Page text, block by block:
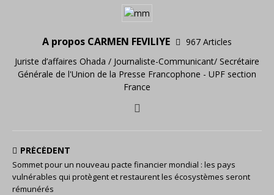
A propos CARMEN FEVILIYE
967 Articles
Juriste d’affaires Ohada / Journaliste-Communicant/ Secrétaire
Générale de l'Union de la Presse Francophone - UPF section
France
PRÉCÉDENT
Sommet pour un nouveau pacte financier mondial : les pays
vulnérables qui protègent et restaurent les écosystèmes seront
rémunérés